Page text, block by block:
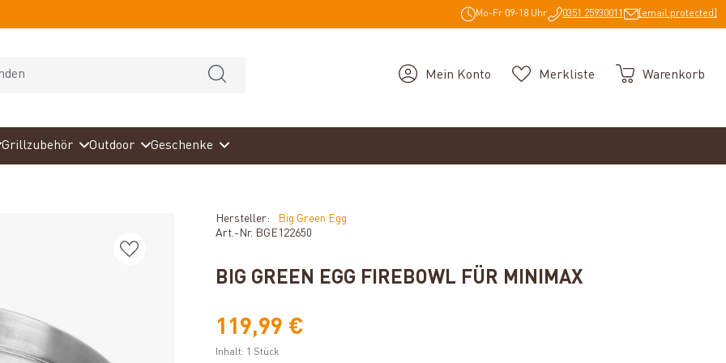
Mo-Fr 09-18 Uhr 0351 25930011 [email protected]
Mein Konto Merkliste Warenkorb
Grillzubehör Outdoor Geschenke
Hersteller:
Big Green Egg
Art.-Nr. BGE122650
BIG GREEN EGG FIREBOWL FÜR MINIMAX
119,99 €
Inhalt: 1 Stück